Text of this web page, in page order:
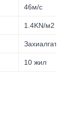
46м/с
1.4KN/м2
Захиалгат
10 жил